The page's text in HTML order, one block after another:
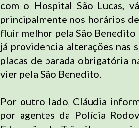
com o Hospital São Lucas,
principalmente nos horários
fluir melhor pela São
já providencia alterações nas
placas de parada obrigatória
vier pela São Benedito.
Por outro lado, Cláudia
por agentes da Polícia